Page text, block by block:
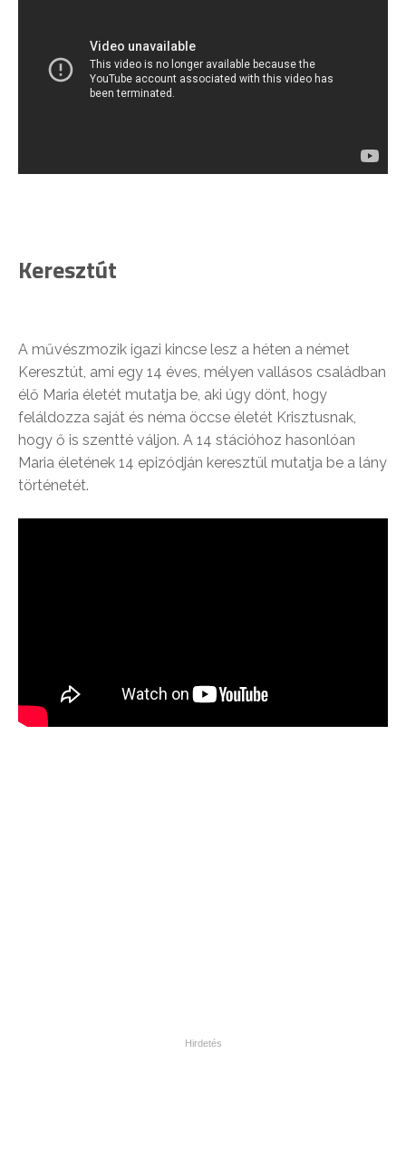
Keresztút
A művészmozik igazi kincse lesz a héten a német
Keresztút, ami egy 14 éves, mélyen vallásos családban
élő Maria életét mutatja be, aki úgy dönt, hogy
feláldozza saját és néma öccse életét Krisztusnak,
hogy ő is szentté váljon. A 14 stációhoz hasonlóan
Maria életének 14 epizódján keresztül mutatja be a lány
történetét.